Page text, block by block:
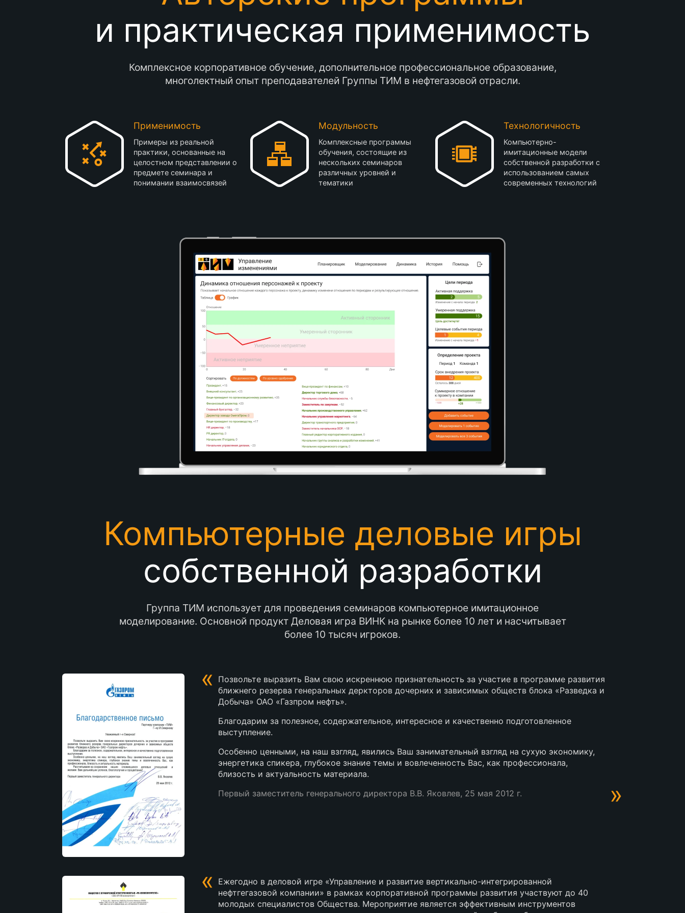
и практическая применимость
Комплексное корпоративное обучение, дополнительное профессиональное образование,
многолектный опыт преподавателей Группы ТИМ в нефтегазовой отрасли.
Применимость
Примеры из реальной
практики, основанные на
целостном представлении о
предмете семинара и
понимании взаимосвязей
Модульность
Комплексные программы
обучения, состоящие из
нескольких семинаров
различных уровней и
тематики
Технологичность
Компьютерно-
имитационные модели
собственной разработки с
использованием самых
современных технологий
Компьютерные деловые игры
собственной разработки
Группа ТИМ использует для проведения семинаров компьютерное имитационное
моделирование. Основной продукт Деловая игра ВИНК на рынке более 10 лет и насчитывает
более 10 тысяч игроков.
«
Позвольте выразить Вам свою искреннюю признательность за участие в программе развития
ближнего резерва генеральных деркторов дочерних и зависимых обществ блока «Разведка и
Добыча» ОАО «Газпром нефть».
Благодарим за полезное, содержательное, интересное и качественно подготовленное
выступление.
Особенно ценными, на наш взгляд, явились Ваш занимательный взгляд на сухую экономику,
энергетика спикера, глубокое знание темы и вовлеченность Вас, как профессионала,
близость и актуальность материала.
Первый заместитель генерального директора В.В. Яковлев, 25 мая 2012 г.
»
«
Ежегодно в деловой игре «Управление и развитие вертикально-интегрированной
нефтгегазовой компании» в рамках корпоративной программы развития участвуют до 40
молодых специалистов Общества. Мероприятие является эффективным инструментов